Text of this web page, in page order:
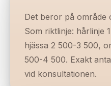
Det beror på område
Som riktlinje: hårlinje
hjässa 2 500-3 500,
500-4 500. Exakt
vid konsultationen.